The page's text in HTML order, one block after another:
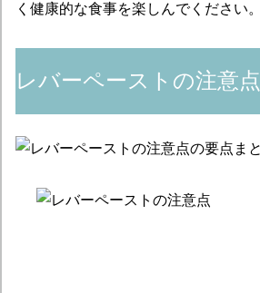
く健康的な食事を楽しんでください。
レバーペーストの注意点